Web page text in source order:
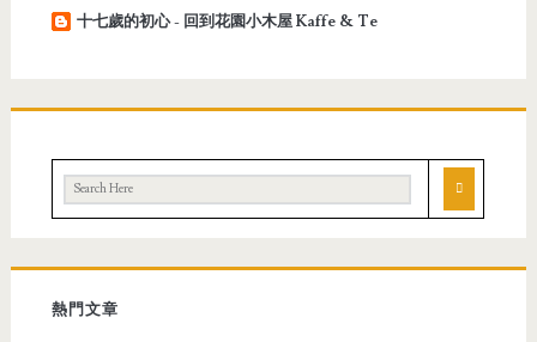
十七歲的初心 - 回到花園小木屋 Kaffe & Te
熱門文章